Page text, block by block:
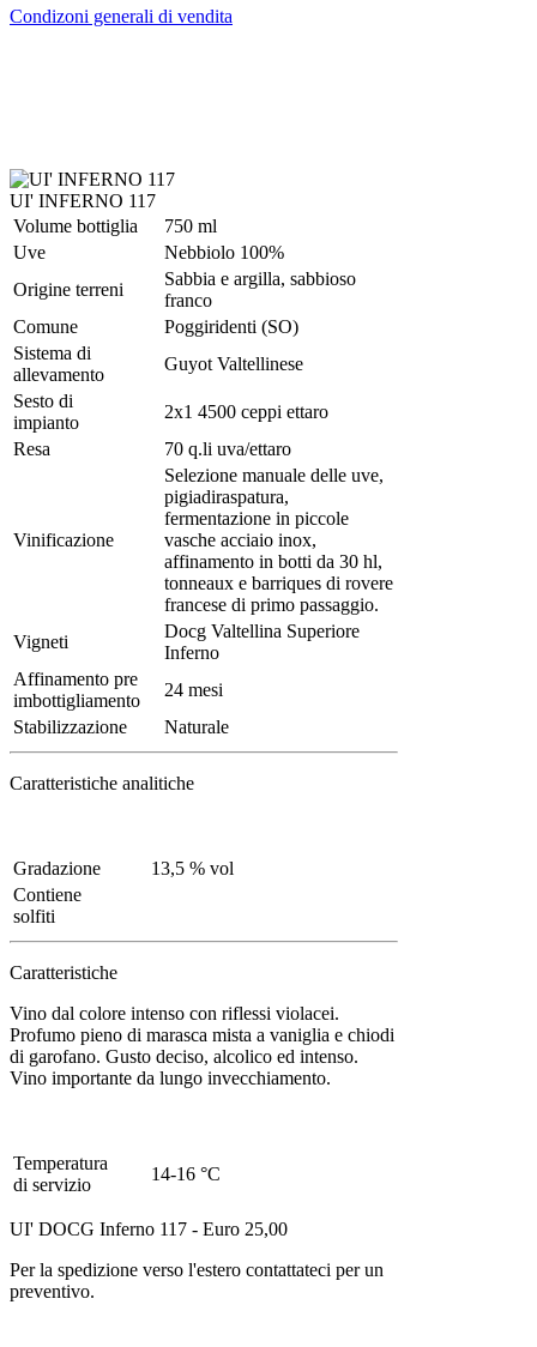
Condizoni generali di vendita
UI' INFERNO 117
Volume bottiglia
750 ml
Uve
Nebbiolo 100%
Origine terreni
Sabbia e argilla, sabbioso
franco
Comune
Poggiridenti (SO)
Sistema di
allevamento
Guyot Valtellinese
Sesto di
impianto
2x1 4500 ceppi ettaro
Resa
70 q.li uva/ettaro
Vinificazione
Selezione manuale delle uve,
pigiadiraspatura,
fermentazione in piccole
vasche acciaio inox,
affinamento in botti da 30 hl,
tonneaux e barriques di rovere
francese di primo passaggio.
Vigneti
Docg Valtellina Superiore
Inferno
Affinamento pre
imbottigliamento
24 mesi
Stabilizzazione
Naturale
Caratteristiche analitiche
Gradazione
13,5 % vol
Contiene
solfiti
Caratteristiche
Vino dal colore intenso con riflessi violacei.
Profumo pieno di marasca mista a vaniglia e chiodi
di garofano. Gusto deciso, alcolico ed intenso.
Vino importante da lungo invecchiamento.
Temperatura
di servizio
14-16 °C
UI' DOCG Inferno 117 - Euro 25,00
Per la spedizione verso l'estero contattateci per un
preventivo.